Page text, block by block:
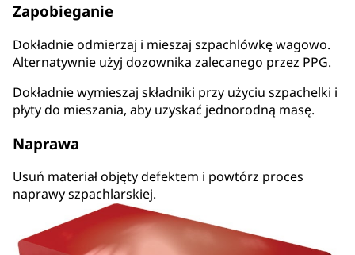
Zapobieganie
Dokładnie odmierzaj i mieszaj szpachlówkę wagowo.
Alternatywnie użyj dozownika zalecanego przez PPG.
Dokładnie wymieszaj składniki przy użyciu szpachelki i
płyty do mieszania, aby uzyskać jednorodną masę.
Naprawa
Usuń materiał objęty defektem i powtórz proces
naprawy szpachlarskiej.